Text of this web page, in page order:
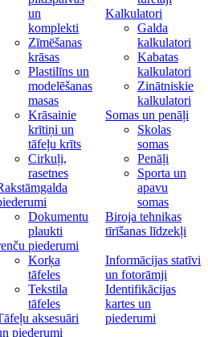
un
komplekti
Zīmēšanas
krāsas
Plastilīns un
modelēšanas
masas
Krāsainie
krītiņi un
tāfeļu krīts
Cirkuļi,
rasetnes
Dokumentu
plaukti
Kalkulatori
Galda
kalkulatori
Kabatas
kalkulatori
Zinātniskie
kalkulatori
Somas un penāļi
Skolas
somas
Penāļi
Sporta un
apavu
somas
Biroja tehnikas
tīrīšanas līdzekļi
piederumi
Korķa
tāfeles
Tekstila
tāfeles
aksesuāri
piederumi
Informācijas statīvi
un fotorāmji
Identifikācijas
kartes un
piederumi